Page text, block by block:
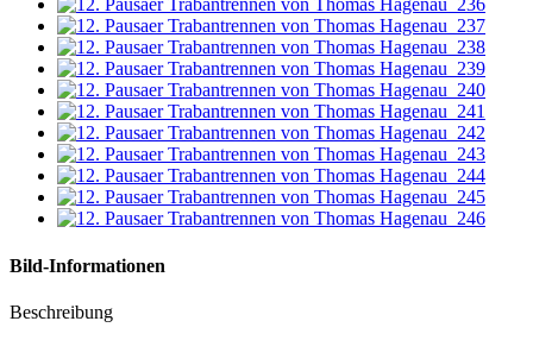
Bild-Informationen
Beschreibung